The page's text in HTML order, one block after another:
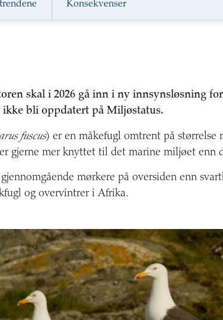
Konsekvenser
skal i 2026 gå inn i ny innsynsløsning
bli oppdatert på Miljøstatus.
fuscus) er en måkefugl omtrent på størrelse
gjerne mer knyttet til det marine miljøet enn
mørkere på oversiden enn
og overvintrer i Afrika.